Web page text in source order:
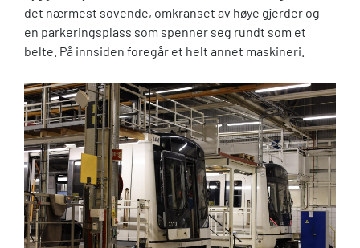
det nærmest sovende, omkranset av høye gjerder og
en parkeringsplass som spenner seg rundt som et
belte. På innsiden foregår et helt annet maskineri.